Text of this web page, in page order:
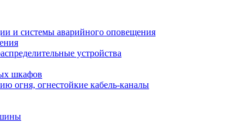
и системы аварийного оповещения
устройства
шкафов
огня, огнестойкие кабель-каналы
шины